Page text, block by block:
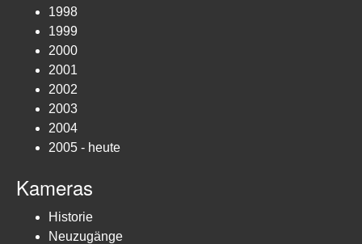
1998
1999
2000
2001
2002
2003
2004
2005 - heute
Kameras
Historie
Neuzugänge